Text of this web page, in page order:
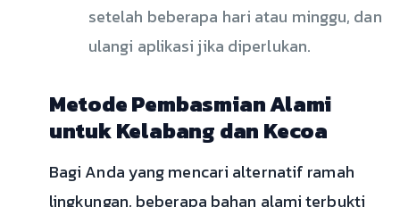
setelah beberapa hari atau minggu, dan
ulangi aplikasi jika diperlukan.
Metode Pembasmian Alami
untuk Kelabang dan Kecoa
Bagi Anda yang mencari alternatif ramah
lingkungan, beberapa bahan alami terbukti